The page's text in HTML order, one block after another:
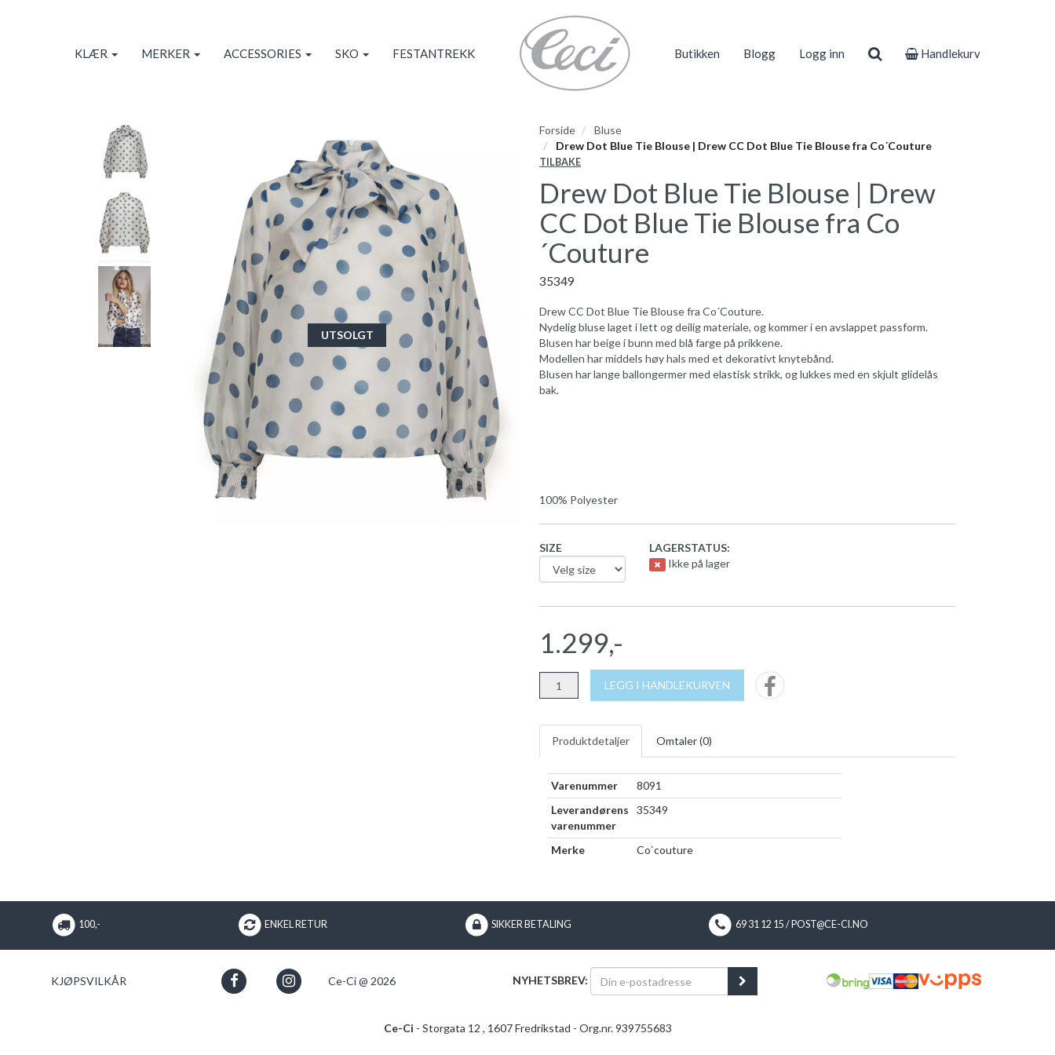
KLÆR MERKER ACCESSORIES SKO FESTANTREKK Butikken Blogg Logg inn Handlekurv
UTSOLGT
Forside
Bluse
Drew Dot Blue Tie Blouse | Drew CC Dot Blue Tie Blouse fra Co´Couture
TILBAKE
Drew Dot Blue Tie Blouse | Drew
CC Dot Blue Tie Blouse fra Co
´Couture
35349
Drew CC Dot Blue Tie Blouse fra Co´Couture.
Nydelig bluse laget i lett og deilig materiale, og kommer i en avslappet passform.
Blusen har beige i bunn med blå farge på prikkene.
Modellen har middels høy hals med et dekorativt knytebånd.
Blusen har lange ballongermer med elastisk strikk, og lukkes med en skjult glidelås
bak.
100% Polyester
SIZE
LAGERSTATUS:
Ikke på lager
1.299,-
LEGG I HANDLEKURVEN
Produktdetaljer Omtaler (0)
Varenummer
8091
Leverandørens
varenummer
35349
Merke Co`couture
100,- ENKEL RETUR SIKKER BETALING 69 31 12 15 / POST@CE-CI.NO
KJØPSVILKÅR Ce-Ci @ 2026 NYHETSBREV:
Ce-Ci - Storgata 12 , 1607 Fredrikstad - Org.nr. 939755683